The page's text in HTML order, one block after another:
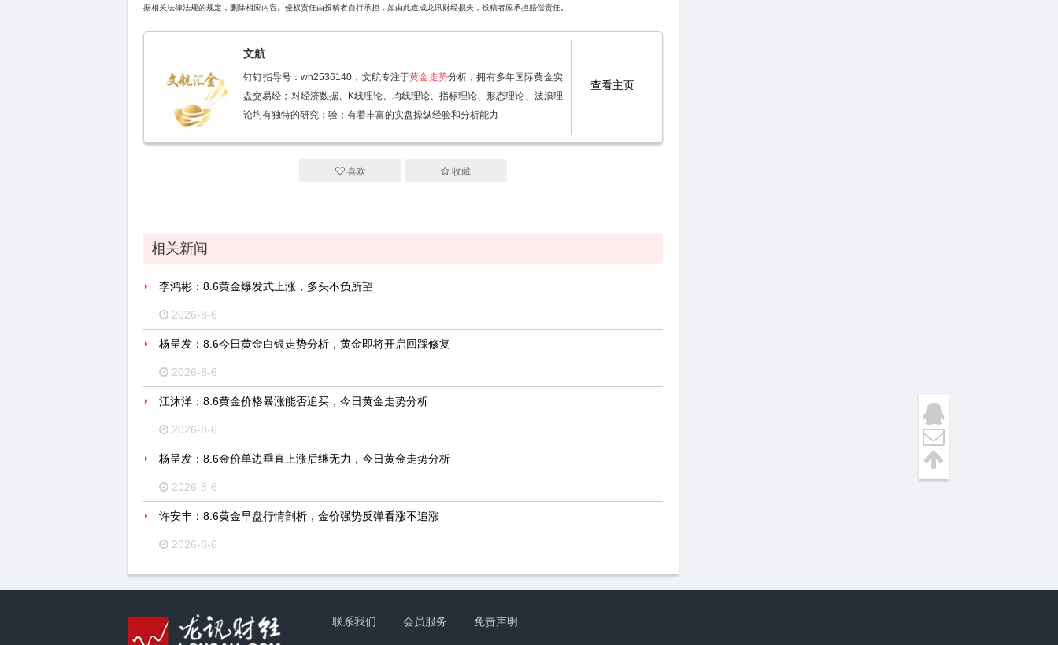
据相关法律法规的规定，删除相应内容。侵权责任由投稿者自行承担，如由此造成龙讯财经损失，投稿者应承担赔偿责任。
文航
钉钉指导号：wh2536140，文航专注于黄金走势分析，拥有多年国际黄金实
盘交易经；对经济数据、K线理论、均线理论、指标理论、形态理论、波浪理
论均有独特的研究；验；有着丰富的实盘操纵经验和分析能力
查看主页
喜欢 收藏
相关新闻
李鸿彬：8.6黄金爆发式上涨，多头不负所望
2026-8-6
杨呈发：8.6今日黄金白银走势分析，黄金即将开启回踩修复
2026-8-6
江沐洋：8.6黄金价格暴涨能否追买，今日黄金走势分析
2026-8-6
杨呈发：8.6金价单边垂直上涨后继无力，今日黄金走势分析
2026-8-6
许安丰：8.6黄金早盘行情剖析，金价强势反弹看涨不追涨
2026-8-6
联系我们 会员服务 免责声明